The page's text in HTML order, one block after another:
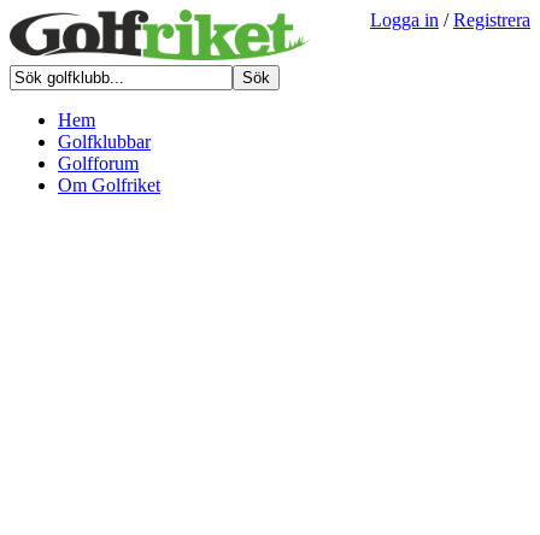
Logga in /Registrera
Hem
Golfklubbar
Golfforum
Om Golfriket